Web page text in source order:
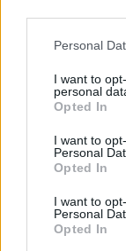
Please note that
not limited to
grant or deny
use your data
consent section.
Personal
I want to
personal
Opted In
I want to
Personal
Opted In
I want to
Personal
Opted In